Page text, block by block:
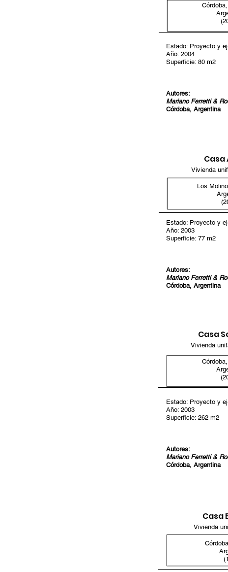
Estado: Proyecto y
Año: 2004
Superficie: 80 m2
Autores:
Mariano Ferretti &
Córdoba, Argentina
Estado: Proyecto y
Año: 2003
Superficie: 77 m2
Autores:
Mariano Ferretti &
Córdoba, Argentina
Casa
Vivienda
Los
Estado: Proyecto y
Año: 2003
Superficie: 262 m2
Autores:
Mariano Ferretti &
Córdoba, Argentina
Casa
Vivienda
Casa
Vivienda